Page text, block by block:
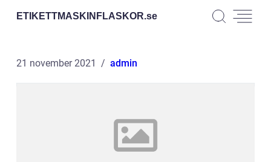
ETIKETTMASKINFLASKOR.se
21 november 2021 admin